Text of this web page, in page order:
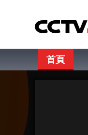
首頁